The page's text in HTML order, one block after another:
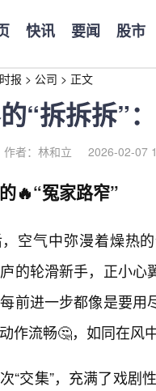
快讯 要闻 股市
报 > 公司 > 正文
“拆拆拆”
作者：林和立 2026-02-07
🔥“冤家路窄”
空气中弥漫着燥热
的轮滑新手，正小
前进一步都像是要
作流畅🤔，如同在风
“交集”，充满了戏剧